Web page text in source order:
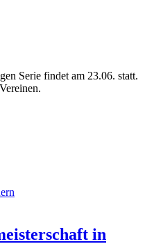
Serie findet am 23.06. statt.
in